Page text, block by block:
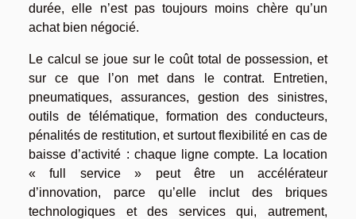
durée, elle n’est pas toujours moins chère qu’un
achat bien négocié.
Le calcul se joue sur le coût total de possession, et
sur ce que l’on met dans le contrat. Entretien,
pneumatiques, assurances, gestion des sinistres,
outils de télématique, formation des conducteurs,
pénalités de restitution, et surtout flexibilité en cas de
baisse d’activité : chaque ligne compte. La location
« full service » peut être un accélérateur
d’innovation, parce qu’elle inclut des briques
technologiques et des services qui, autrement,